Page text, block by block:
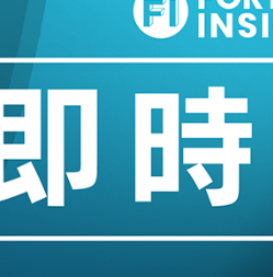
斥21億翻新香港及東京半島
動前 男子攜槍彈被捕
擴張放慢兼縮減人手
支援Anthropic租用Google晶片
範圍 14類產品或加徵25%
度 增鉑金卡級別鎖定高消費客群
珠寶鐘錶銷售升勢最強
購 派息比率目標維持50%